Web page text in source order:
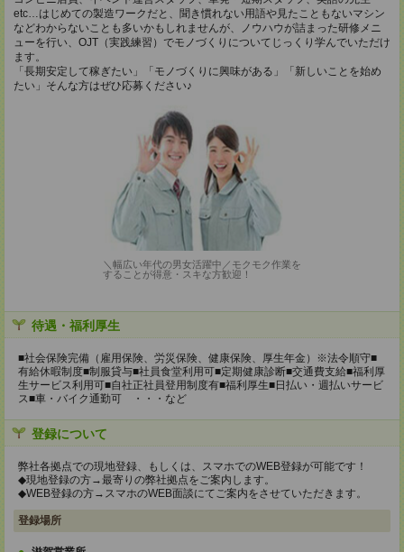
etc…はじめての製造ワークだと、聞き慣れない用語や見たこともないマシン
などわからないことも多いかもしれませんが、ノウハウが詰まった研修メニ
ューを行い、OJT（実践練習）でモノづくりについてじっくり学んでいただけ
ます。
「長期安定して稼ぎたい」「モノづくりに興味がある」「新しいことを始め
たい」そんな方はぜひ応募ください♪
＼幅広い年代の男女活躍中／モクモク作業を
することが得意・スキな方歓迎！
待遇・福利厚生
■社会保険完備（雇用保険、労災保険、健康保険、厚生年金）※法令順守■
有給休暇制度■制服貸与■社員食堂利用可■定期健康診断■交通費支給■福利厚
生サービス利用可■自社正社員登用制度有■福利厚生■日払い・週払いサービ
ス■車・バイク通勤可 ・・・など
登録について
弊社各拠点での現地登録、もしくは、スマホでのWEB登録が可能です！
◆現地登録の方→最寄りの弊社拠点をご案内します。
◆WEB登録の方→スマホのWEB面談にてご案内をさせていただきます。
登録場所